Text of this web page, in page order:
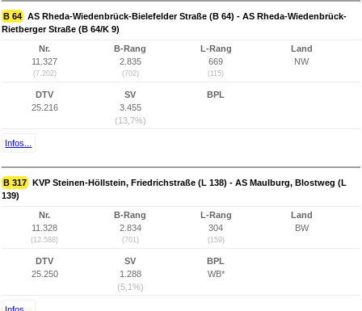
B 64 AS Rheda-Wiedenbrück-Bielefelder Straße (B 64) - AS Rheda-Wiedenbrück-
Rietberger Straße (B 64/K 9)
Nr.
11.327
(7.202)
B-Rang
2.835
(702)
L-Rang
669
(115)
Land
NW
DTV
25.216
SV
3.455
(13,7%)
BPL
Infos...
B 317 KVP Steinen-Höllstein, Friedrichstraße (L 138) - AS Maulburg, Blostweg (L
139)
Nr.
11.328
(12.588)
B-Rang
2.834
(701)
L-Rang
304
(159)
Land
BW
DTV
25.250
SV
1.288
(5,1%)
BPL
WB*